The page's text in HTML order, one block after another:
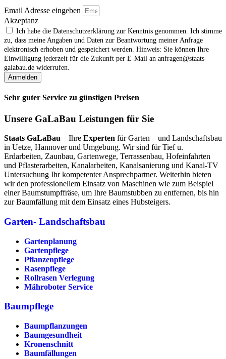
Email Adresse eingeben
Akzeptanz
Ich habe die Datenschutzerklärung zur Kenntnis genommen. Ich stimme
zu, dass meine Angaben und Daten zur Beantwortung meiner Anfrage
elektronisch erhoben und gespeichert werden. Hinweis: Sie können Ihre
Einwilligung jederzeit für die Zukunft per E‑Mail an anfragen@staats-
galabau.de widerrufen.
Anmelden
Sehr guter Service zu günstigen Preisen
Unsere GaLaBau Leistungen für Sie
Staats GaLaBau – Ihre Experten für Garten – und Landschaftsbau
in Uetze, Hannover und Umgebung. Wir sind für Tief u.
Erdarbeiten, Zaunbau, Gartenwege, Terrassenbau, Hofeinfahrten
und Pflasterarbeiten, Kanalarbeiten, Kanalsanierung und Kanal-TV
Untersuchung Ihr kompetenter Ansprechpartner. Weiterhin bieten
wir den professionellem Einsatz von Maschinen wie zum Beispiel
einer Baumstumpffräse, um Ihre Baumstubben zu entfernen, bis hin
zur Baumfällung mit dem Einsatz eines Hubsteigers.
Garten- Landschaftsbau
Gartenplanung
Gartenpflege
Pflanzenpflege
Rasenpflege
Rollrasen Verlegung
Mähroboter Service
Baumpflege
Baumpflanzungen
Baumgesundheit
Kronenschnitt
Baumfällungen